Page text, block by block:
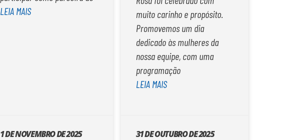
LEIA MAIS
1 DE NOVEMBRO DE 2025
muito carinho e propósito.
Promovemos um dia
dedicado às mulheres da
nossa equipe, com uma
programação
LEIA MAIS
31 DE OUTUBRO DE 2025